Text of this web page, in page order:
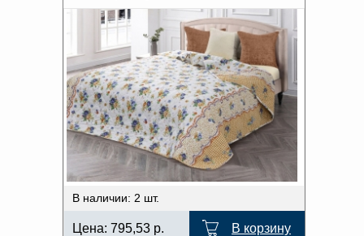
В наличии: 2 шт.
Цена: 795,53 р. В корзину